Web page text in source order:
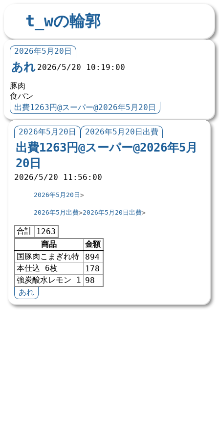
t_wの輪郭
2026年5月20日
あれ 2026/5/20 10:19:00
豚肉
食パン
出費1263円@スーパー@2026年5月20日
2026年5月20日 2026年5月20日出費
出費1263円@スーパー@2026年5月
20日
2026/5/20 11:56:00
2026年5月20日
2026年5月出費 2026年5月20日出費
合計 1263
商品
金額
国豚肉こまぎれ特
894
本仕込 6枚
178
強炭酸水レモン 1
98
あれ